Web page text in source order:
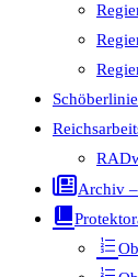
Schöberlinie
Archiv